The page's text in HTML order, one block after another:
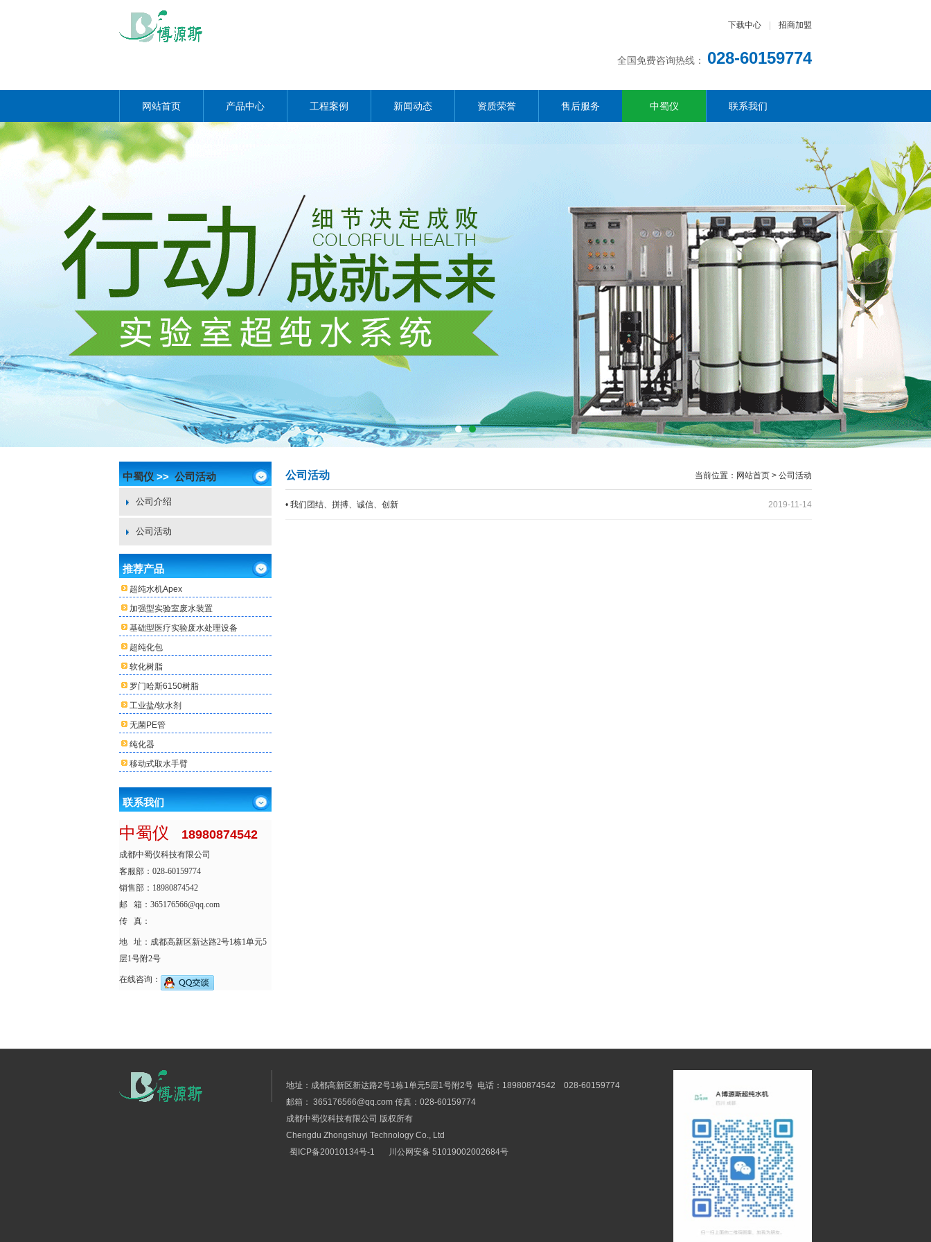
下载中心 招商加盟
全国免费咨询热线： 028-60159774
网站首页 产品中心 工程案例 新闻动态 资质荣誉 售后服务 中蜀仪 联系我们
中蜀仪>>公司活动
公司介绍
公司活动
推荐产品
超纯水机Apex
加强型实验室废水装置
基础型医疗实验废水处理设备
超纯化包
软化树脂
罗门哈斯6150树脂
工业盐/软水剂
无菌PE管
纯化器
移动式取水手臂
联系我们
中蜀仪 18980874542
成都中蜀仪科技有限公司
客服部：028-60159774
销售部：18980874542
邮 箱：365176566@qq.com
传 真：
地 址：成都高新区新达路2号1栋1单元5
层1号附2号
在线咨询：
公司活动 当前位置：网站首页 > 公司活动
2019-11-14
• 我们团结、拼搏、诚信、创新
地址：成都高新区新达路2号1栋1单元5层1号附2号 电话：18980874542 028-60159774
邮箱： 365176566@qq.com 传真：028-60159774
成都中蜀仪科技有限公司 版权所有
Chengdu Zhongshuyi Technology Co., Ltd
蜀ICP备20010134号-1
川公网安备 51019002002684号